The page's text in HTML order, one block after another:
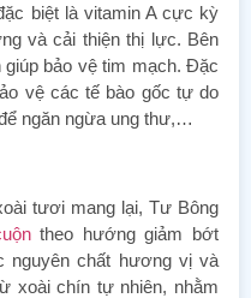
biệt là vitamin A cực kỳ
và cải thiện thị lực. Bên
bảo vệ tim mạch. Đặc
vệ các tế bào gốc tự do
ngăn ngừa ung thư,…
tươi mang lại, Tư Bông
theo hướng giảm bớt
chất hương vị và
xoài chín tự nhiên, nhằm